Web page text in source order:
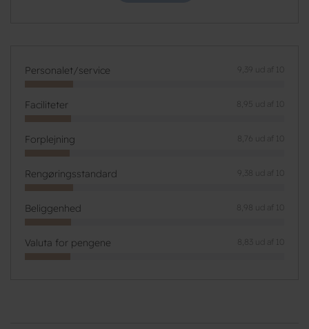
Personalet/service 9,39 ud af 10
Faciliteter 8,95 ud af 10
Forplejning 8,76 ud af 10
Rengøringsstandard 9,38 ud af 10
Beliggenhed 8,98 ud af 10
Valuta for pengene 8,83 ud af 10